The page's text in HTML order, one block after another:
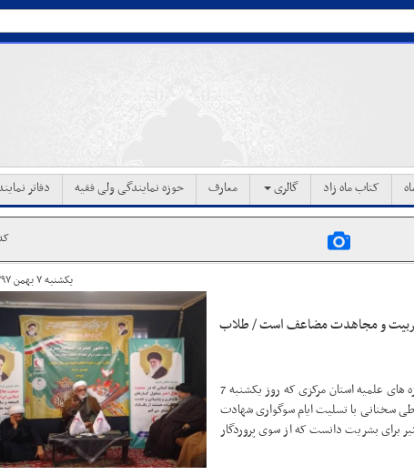
کتاب ماه زاد گالری معارف حوزه نمایندگی ولی فقیه دفاتر
کد
تربیت و مجاهدت مضاعف است / طلاب
نمایندۀ ولی فقیه در جمعیت هلال احمر در آیین افتتاح کانون طلاّب حوزه های علمیه استان مرکزی که روز یکشنبه 7
طی سخنانی با تسلیت ایام سوگواری شهادت
برای بشریت دانست که از سوی پروردگار
یکشنبه ۷ بهمن ۱۳۹۷ ساعت ۱۳:۰۱